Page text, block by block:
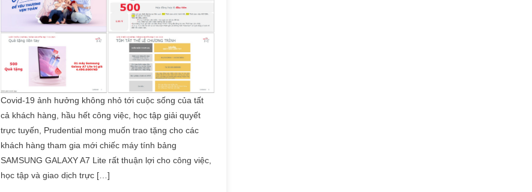
Covid-19 ảnh hưởng không nhỏ tới cuộc sống của tất
cả khách hàng, hầu hết công việc, học tập giải quyết
trực tuyến, Prudential mong muốn trao tặng cho các
khách hàng tham gia mới chiếc máy tính bảng
SAMSUNG GALAXY A7 Lite rất thuận lợi cho công việc,
học tập và giao dịch trực […]